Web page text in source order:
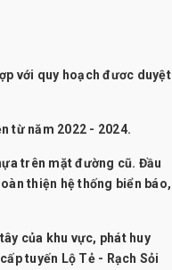
với quy hoạch đươc duyệt
từ năm 2022 - 2024.
trên mặt đường cũ. Đầu
thiện hệ thống biển báo,
của khu vực, phát huy
tuyến Lộ Tẻ - Rạch Sỏi